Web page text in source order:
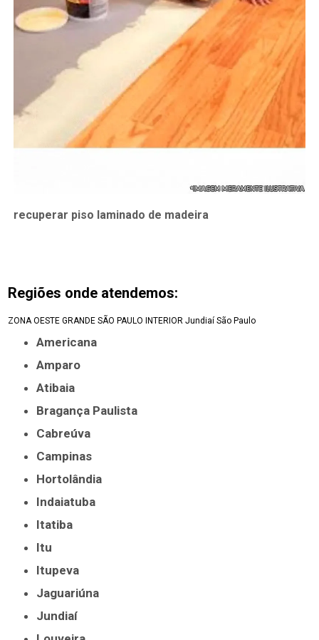
recuperar piso laminado de madeira
Regiões onde atendemos:
ZONA OESTE GRANDE SÃO PAULO INTERIOR Jundiaí São Paulo
Americana
Amparo
Atibaia
Bragança Paulista
Cabreúva
Campinas
Hortolândia
Indaiatuba
Itatiba
Itu
Itupeva
Jaguariúna
Jundiaí